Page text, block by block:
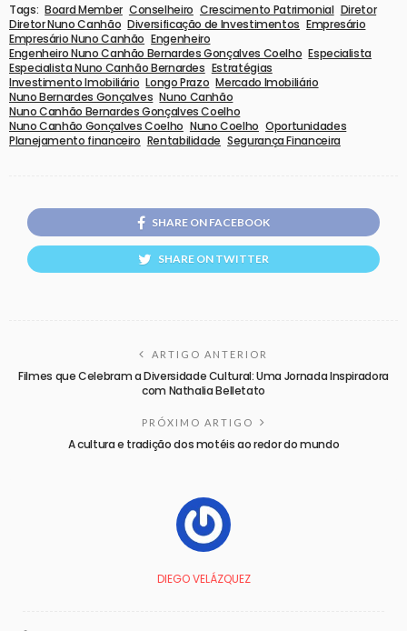
Tags: Board Member Conselheiro Crescimento Patrimonial Diretor
Diretor Nuno Canhão Diversificação de Investimentos Empresário
Empresário Nuno Canhão Engenheiro
Engenheiro Nuno Canhão Bernardes Gonçalves Coelho Especialista
Especialista Nuno Canhão Bernardes Estratégias
Investimento Imobiliário Longo Prazo Mercado Imobiliário
Nuno Bernardes Gonçalves Nuno Canhão
Nuno Canhão Bernardes Gonçalves Coelho
Nuno Canhão Gonçalves Coelho Nuno Coelho Oportunidades
Planejamento financeiro Rentabilidade Segurança Financeira
SHARE ON FACEBOOK
SHARE ON TWITTER
ARTIGO ANTERIOR
Filmes que Celebram a Diversidade Cultural: Uma Jornada Inspiradora
com Nathalia Belletato
PRÓXIMO ARTIGO
A cultura e tradição dos motéis ao redor do mundo
DIEGO VELÁZQUEZ